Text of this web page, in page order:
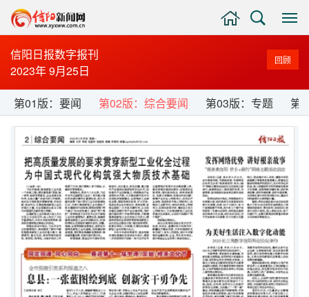
显
示
与
隐
侧
边
栏
搜
索
主
页
信阳日报数字报刊
2023年 9月25日
回顾
第01版：要闻 第02版：综合要闻 第03版：专题 第